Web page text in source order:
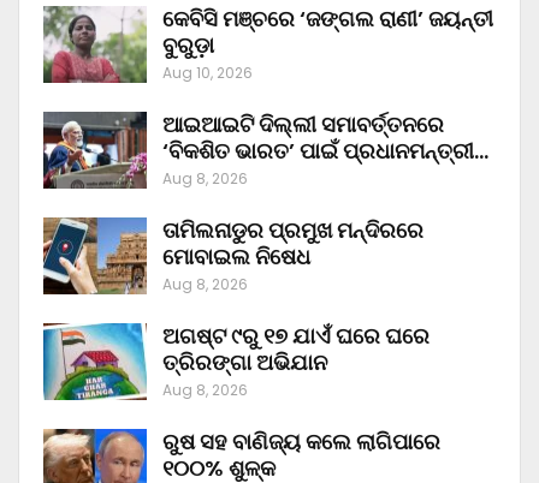
କେବିସି ମଞ୍ଚରେ ‘ଜଙ୍ଗଲ ରାଣୀ’ ଜୟନ୍ତୀ
ବୁରୁଡ଼ା
Aug 10, 2026
ଆଇଆଇଟି ଦିଲ୍ଲୀ ସମାବର୍ତ୍ତନରେ
‘ବିକଶିତ ଭାରତ’ ପାଇଁ ପ୍ରଧାନମନ୍ତ୍ରୀ…
Aug 8, 2026
ତାମିଲନାଡୁର ପ୍ରମୁଖ ମନ୍ଦିରରେ
ମୋବାଇଲ ନିଷେଧ
Aug 8, 2026
ଅଗଷ୍ଟ ୯ରୁ ୧୭ ଯାଏଁ ଘରେ ଘରେ
ତ୍ରିରଙ୍ଗା ଅଭିଯାନ
Aug 8, 2026
ରୁଷ ସହ ବାଣିଜ୍ୟ କଲେ ଲାଗିପାରେ
୧୦୦% ଶୁଳ୍କ